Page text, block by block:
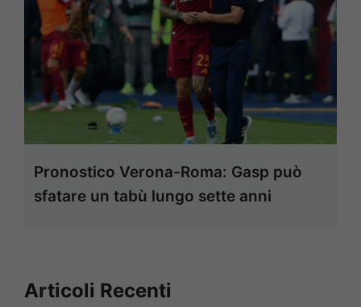
Pronostico Verona-Roma: Gasp può
sfatare un tabù lungo sette anni
Articoli Recenti